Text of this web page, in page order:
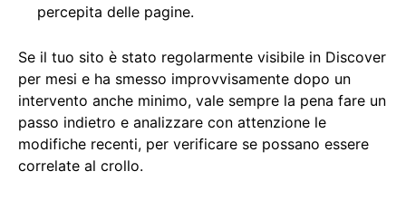
percepita delle pagine.
Se il tuo sito è stato regolarmente visibile in Discover
per mesi e ha smesso improvvisamente dopo un
intervento anche minimo, vale sempre la pena fare un
passo indietro e analizzare con attenzione le
modifiche recenti, per verificare se possano essere
correlate al crollo.